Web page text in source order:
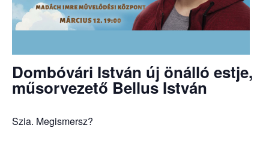
Dombóvári István új önálló estje,
műsorvezető Bellus István
Szia. Megismersz?